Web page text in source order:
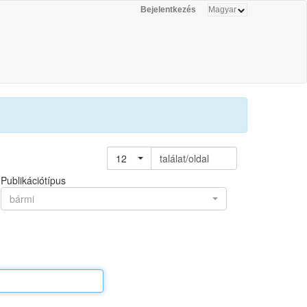
Bejelentkezés
12
találat/oldal
Publikációtípus
bármi